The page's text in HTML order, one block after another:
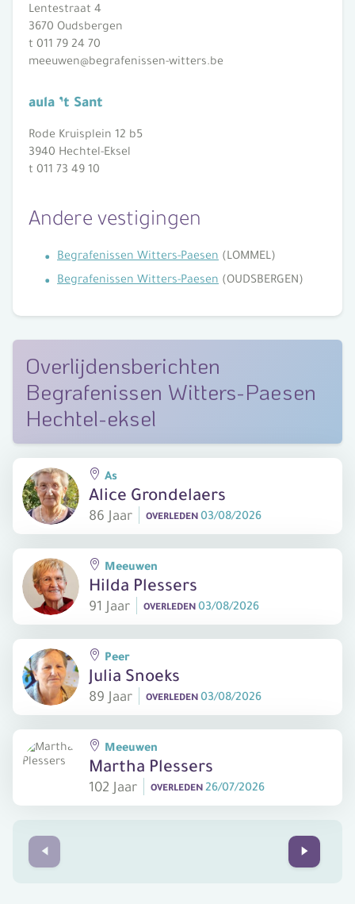
Lentestraat 4
3670 Oudsbergen
t 011 79 24 70
meeuwen@begrafenissen-witters.be
aula ’t Sant
Rode Kruisplein 12 b5
3940 Hechtel-Eksel
t 011 73 49 10
Andere vestigingen
Begrafenissen Witters-Paesen (LOMMEL)
Begrafenissen Witters-Paesen (OUDSBERGEN)
Overlijdensberichten
Begrafenissen Witters-Paesen
Hechtel-eksel
Alice Grondelaers
86 Jaar
As
OVERLEDEN 03/08/2026
Hilda Plessers
91 Jaar
Meeuwen
OVERLEDEN 03/08/2026
Julia Snoeks
89 Jaar
Peer
OVERLEDEN 03/08/2026
Martha Plessers
102 Jaar
Meeuwen
OVERLEDEN 26/07/2026
Prev Next